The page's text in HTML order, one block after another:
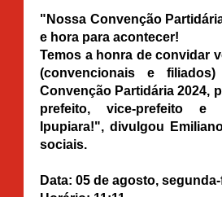
"Nossa Convenção
e hora para acontecer!
Temos a honra de convidar
(convencionais e
Convenção Partidária 2024,
prefeito, vice-prefeito e
Ipupiara!", divulgou
sociais.
Data: 05 de agosto,